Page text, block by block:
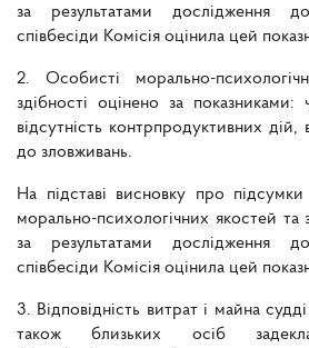
за результатами дослідження
співбесіди Комісія оцінила цей
2. Особисті морально-
здібності оцінено за показниками:
відсутність контрпродуктивних дій,
до зловживань.
На підставі висновку про
морально-психологічних якостей та
за результатами дослідження
співбесіди Комісія оцінила цей
3. Відповідність витрат і майна
також близьких осіб